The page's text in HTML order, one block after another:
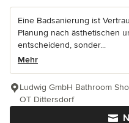
Eine Badsanierung ist
Planung nach ästhetischen
entscheidend, sonder...
Mehr
Ludwig GmbH Bathroom
OT Dittersdorf